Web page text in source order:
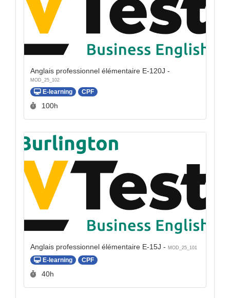
Anglais professionnel élémentaire E-120J -
MOD_25_102
E-learning CPF
Durée :
100h
Anglais professionnel élémentaire E-15J - MOD_25_101
E-learning CPF
Durée :
40h